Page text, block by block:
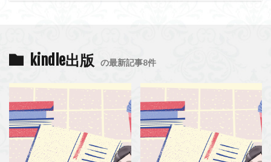
kindle出版 の最新記事8件